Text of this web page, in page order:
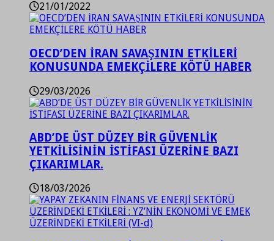
21/01/2022
OECD’DEN İRAN SAVAŞININ ETKİLERİ
KONUSUNDA EMEKÇİLERE KÖTÜ HABER
29/03/2026
ABD’DE ÜST DÜZEY BİR GÜVENLİK
YETKİLİSİNİN İSTİFASI ÜZERİNE BAZI
ÇIKARIMLAR.
18/03/2026